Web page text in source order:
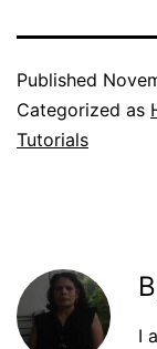
Published
Categorized as
Tutorials
I